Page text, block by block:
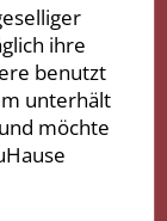
ihre
benutzt
unterhält
möchte